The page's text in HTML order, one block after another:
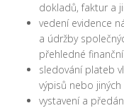
dokladů, faktur a
vedení evidence
a údržby
přehledné
sledování plateb
výpisů nebo
vystavení a